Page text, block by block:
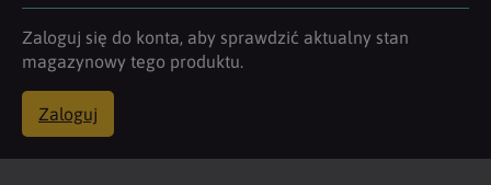
Zaloguj się do konta, aby sprawdzić aktualny stan
magazynowy tego produktu.
Zaloguj